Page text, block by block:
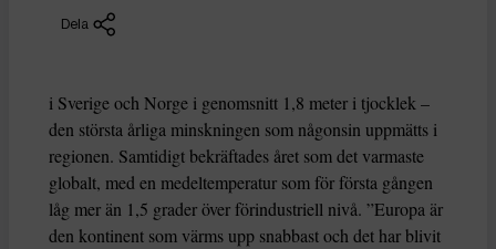
Dela
i Sverige och Norge i genomsnitt 1,8 meter i tjocklek –
den största årliga minskningen som någonsin uppmätts i
regionen. Samtidigt bekräftades året som det varmaste
globalt, med en medeltemperatur som för första gången
låg mer än 1,5 grader över förindustriell nivå. ”Europa är
den kontinent som värms upp snabbast och det har blivit